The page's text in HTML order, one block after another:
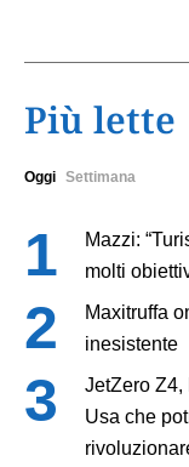
Più lette
Oggi Settimana
Mazzi:
molti
Maxitruffa
inesistente
JetZero Z4,
Usa che